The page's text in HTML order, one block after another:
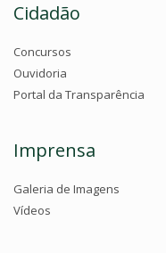
Cidadão
Concursos
Ouvidoria
Portal da Transparência
Imprensa
Galeria de Imagens
Vídeos